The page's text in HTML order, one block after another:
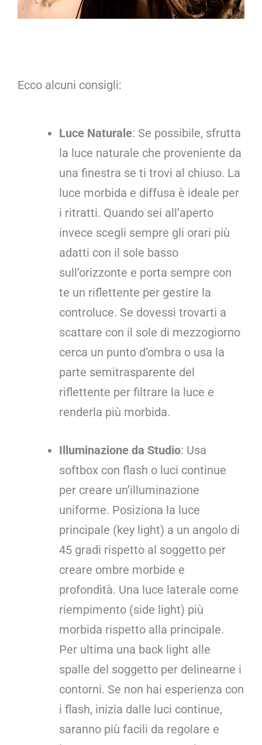
Ecco alcuni consigli:
Luce Naturale: Se possibile, sfrutta
la luce naturale che proveniente da
una finestra se ti trovi al chiuso. La
luce morbida e diffusa è ideale per
i ritratti. Quando sei all’aperto
invece scegli sempre gli orari più
adatti con il sole basso
sull’orizzonte e porta sempre con
te un riflettente per gestire la
controluce. Se dovessi trovarti a
scattare con il sole di mezzogiorno
cerca un punto d’ombra o usa la
parte semitrasparente del
riflettente per filtrare la luce e
renderla più morbida.
Illuminazione da Studio: Usa
softbox con flash o luci continue
per creare un’illuminazione
uniforme. Posiziona la luce
principale (key light) a un angolo di
45 gradi rispetto al soggetto per
creare ombre morbide e
profondità. Una luce laterale come
riempimento (side light) più
morbida rispetto alla principale.
Per ultima una back light alle
spalle del soggetto per delinearne i
contorni. Se non hai esperienza con
i flash, inizia dalle luci continue,
saranno più facili da regolare e